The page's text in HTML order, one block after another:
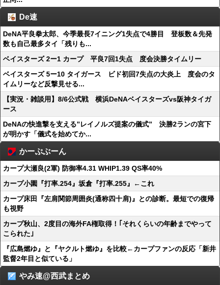
De速
DeNA平良拳太郎、今季最長7イニング1失点で4勝目 登板数＆先発
数も自己最多タイ「残りも...
ベイスターズ 2ー1 カープ 平良7回1失点 度会決勝タイムリー
ベイスターズ 5ー10 タイガース ビド初回7失点の大炎上 度会のタ
イムリーなど反撃見せる...
【実況・雑談用】8/6公式戦 横浜DeNAベイスターズvs阪神タイガ
ース
DeNAの快進撃を支える”レイノルズ提案の儀式” 決勝2ランの宮下
が明かす「儀式を始めてか...
かーぷぶーん
カープ大瀬良(2軍) 防御率4.31 WHIP1.39 QS率40%
カープ小園『打率.254』坂倉『打率.255』←これ
カープ床田『左肩関節周囲炎(通称四十肩)』との診断。最短での復帰
も視野
カープ秋山、2度目の海外FA権取得！｢それくらいの年齢までやって
こられた｣
『広島燃ゆ』と『ヤクルト燃ゆ』を比較←カープファンの反応「新井
監督2年目と似ている」
やみ速@西武まとめ